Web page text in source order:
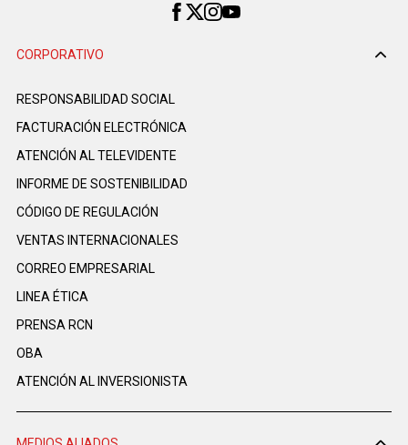
CORPORATIVO
RESPONSABILIDAD SOCIAL
FACTURACIÓN ELECTRÓNICA
ATENCIÓN AL TELEVIDENTE
INFORME DE SOSTENIBILIDAD
CÓDIGO DE REGULACIÓN
VENTAS INTERNACIONALES
CORREO EMPRESARIAL
LINEA ÉTICA
PRENSA RCN
OBA
ATENCIÓN AL INVERSIONISTA